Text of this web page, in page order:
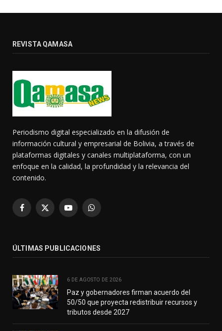
REVISTA QAMASA
Periodismo digital especializado en la difusión de
información cultural y empresarial de Bolivia, a través de
plataformas digitales y canales multiplataforma, con un
enfoque en la calidad, la profundidad y la relevancia del
contenido.
Facebook
X
YouTubeWhatsApp
ÚLTIMAS PUBLICACIONES
6 DE AGOSTO DE 2026
Paz y gobernadores firman acuerdo del
50/50 que proyecta redistribuir recursos y
tributos desde 2027